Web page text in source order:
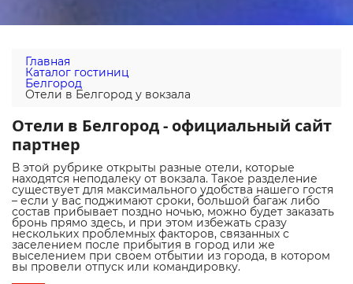
Главная
Каталог гостиниц
Белгород
Отели в Белгород у вокзала
Отели в Белгород - официальный сайт
партнер
В этой рубрике открыты разные отели, которые
находятся неподалеку от вокзала. Такое разделение
существует для максимального удобства нашего гостя
– если у вас поджимают сроки, большой багаж либо
состав прибывает поздно ночью, можно будет заказать
бронь прямо здесь, и при этом избежать сразу
нескольких проблемных факторов, связанных с
заселением после прибытия в город или же
выселением при своем отбытии из города, в котором
вы провели отпуск или командировку.